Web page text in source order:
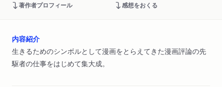
著作者プロフィール 感想をおくる
内容紹介
生きるためのシンボルとして漫画をとらえてきた漫画評論の先
駆者の仕事をはじめて集大成。